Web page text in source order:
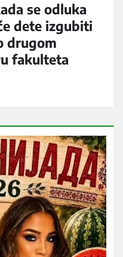
se odluka
dete izgubiti
drugom
fakulteta